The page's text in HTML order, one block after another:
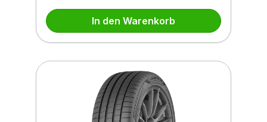
In den Warenkorb